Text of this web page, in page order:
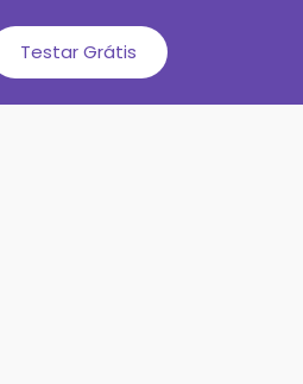
Testar Grátis